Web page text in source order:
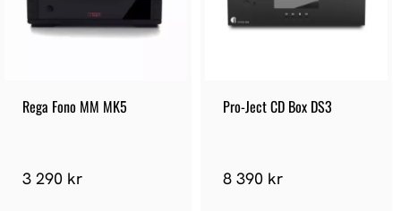
Rega Fono MM MK5
3 290 kr
Pro-Ject CD Box DS3
8 390 kr